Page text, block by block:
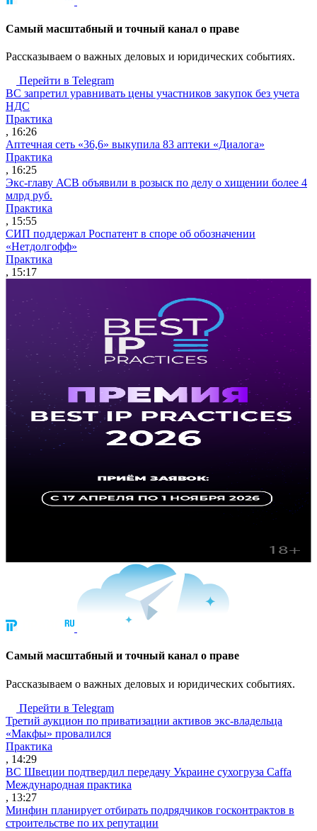
Cамый масштабный и точный канал о праве
Рассказываем о важных деловых и юридических событиях.
Перейти в Telegram
ВС запретил уравнивать цены участников закупок без учета
НДС
Практика
, 16:26
Аптечная сеть «36,6» выкупила 83 аптеки «Диалога»
Практика
, 16:25
Экс-главу АСВ объявили в розыск по делу о хищении более 4
млрд руб.
Практика
, 15:55
СИП поддержал Роспатент в споре об обозначении
«Нетдолгофф»
Практика
, 15:17
Cамый масштабный и точный канал о праве
Рассказываем о важных деловых и юридических событиях.
Перейти в Telegram
Третий аукцион по приватизации активов экс-владельца
«Макфы» провалился
Практика
, 14:29
ВС Швеции подтвердил передачу Украине сухогруза Caffa
Международная практика
, 13:27
Минфин планирует отбирать подрядчиков госконтрактов в
строительстве по их репутации